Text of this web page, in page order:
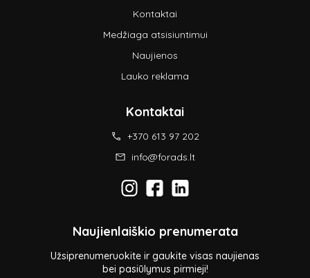
Kontaktai
Medžiaga atsisiuntimui
Naujienos
Lauko reklama
Kontaktai
+370 613 97 202
info@forads.lt
Naujienlaiškio prenumerata
Užsiprenumeruokite ir gaukite visas naujienas
bei pasiūlymus pirmieji!